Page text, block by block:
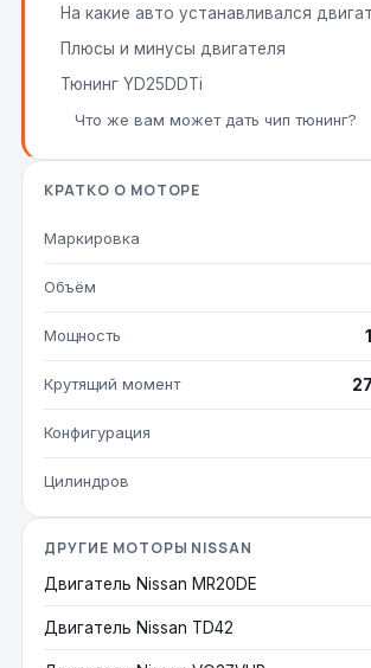
На какие авто устанавливался
Плюсы и минусы двигателя
Тюнинг YD25DDTi
Что же вам может дать чип тюнинг?
КРАТКО О МОТОРЕ
Маркировка
Объём
Мощность
Крутящий момент
Конфигурация
Цилиндров
ДРУГИЕ МОТОРЫ NISSAN
Двигатель Nissan MR20DE
Двигатель Nissan TD42